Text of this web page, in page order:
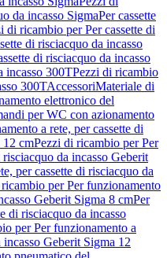
da incasso SigmaPer cassette
di ricambio per Per cassette di
di risciacquo da incasso
di risciacquo da incasso
incasso 300TPezzi di ricambio
300TAccessoriMateriale di
elettronico del
per WC con azionamento
a rete, per cassette di
12 cmPezzi di ricambio per Per
da incasso Geberit
per cassette di risciacquo da
per Per funzionamento
Geberit Sigma 8 cmPer
di risciacquo da incasso
per Per funzionamento a
Geberit Sigma 12